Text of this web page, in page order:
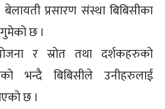
बेलायती प्रसारण संस्था बिबिसीका
छ ।
र स्रोत तथा दर्शकहरुको
भन्दै बिबिसीले उनीहरुलाई
छ ।